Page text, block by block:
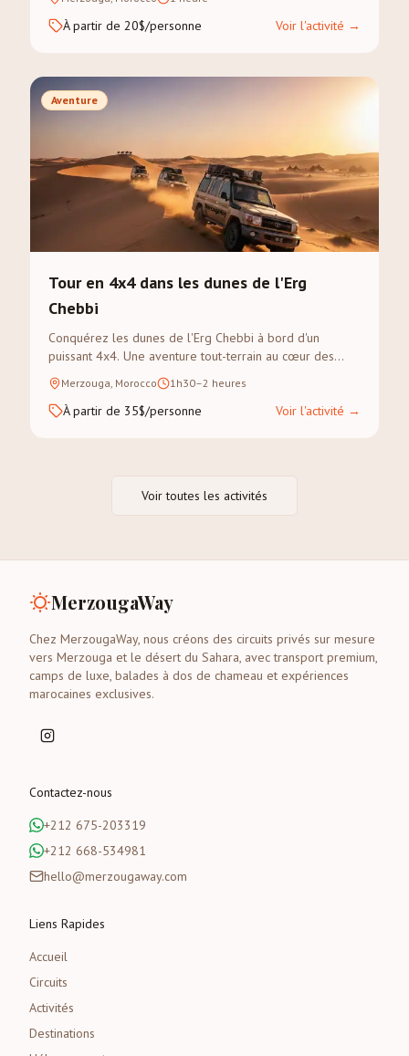
À partir de 20$/personne Voir l'activité →
Aventure
Tour en 4x4 dans les dunes de l'Erg
Chebbi
Conquérez les dunes de l'Erg Chebbi à bord d'un
puissant 4x4. Une aventure tout-terrain au cœur des
paysages les plus dramatiques du Sahara.
Merzouga, Morocco 1h30–2 heures
À partir de 35$/personne Voir l'activité →
Voir toutes les activités
MerzougaWay
Chez MerzougaWay, nous créons des circuits privés sur mesure
vers Merzouga et le désert du Sahara, avec transport premium,
camps de luxe, balades à dos de chameau et expériences
marocaines exclusives.
Contactez-nous
+212 675-203319
+212 668-534981
hello@merzougaway.com
Liens Rapides
Accueil
Circuits
Activités
Destinations